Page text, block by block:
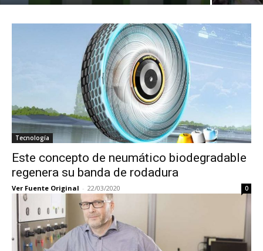
Tecnología
Este concepto de neumático biodegradable
regenera su banda de rodadura
Ver Fuente Original - 22/03/2020 0